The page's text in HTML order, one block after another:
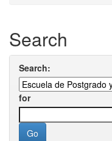
Search
Search:
for